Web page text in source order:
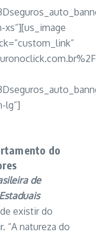
xs”][us_image
lg”]
do
de
existir do
“A natureza do